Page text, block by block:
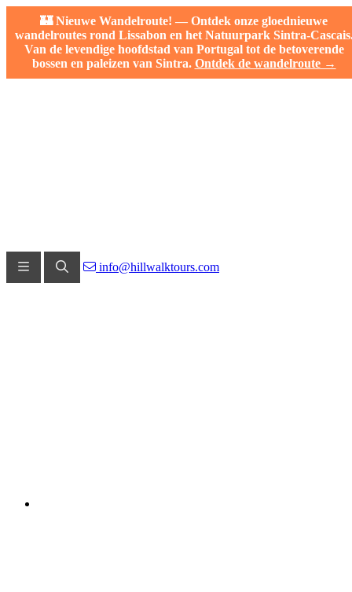
🏰 Nieuwe Wandelroute! — Ontdek onze gloednieuwe
wandelroutes rond Lissabon en het Natuurpark Sintra-
Van de levendige hoofdstad van Portugal tot de betoverende
bossen en paleizen van Sintra. Ontdek de wandelroute →
info@hillwalktours.com